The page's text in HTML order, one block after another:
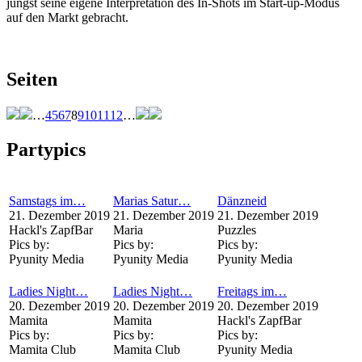
jüngst seine eigene Interpretation des In-Shots im Start-up-Modus
auf den Markt gebracht.
Seiten
…4567891011 12…
Partypics
Samstags im…
21. Dezember 2019
Hackl's ZapfBar
Pics by:
Pyunity Media
Marias Satur…
21. Dezember 2019
Maria
Pics by:
Pyunity Media
Dänzneid
21. Dezember 2019
Puzzles
Pics by:
Pyunity Media
Ladies Night…
20. Dezember 2019
Mamita
Pics by:
Mamita Club
Ladies Night…
20. Dezember 2019
Mamita
Pics by:
Mamita Club
Freitags im…
20. Dezember 2019
Hackl's ZapfBar
Pics by:
Pyunity Media